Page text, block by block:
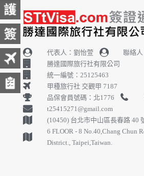
代表人：劉怡萱
聯絡
勝達國際旅行社有限公司
統一編號：25125463
甲種旅行社 交觀甲 7187
品保會員號碼：北1776
t25415271@gmail.com
(10450) 台北市中山區長春路 40
6 FLOOR - 8 No.40,Chang Chun
District., Taipei,Taiwan.